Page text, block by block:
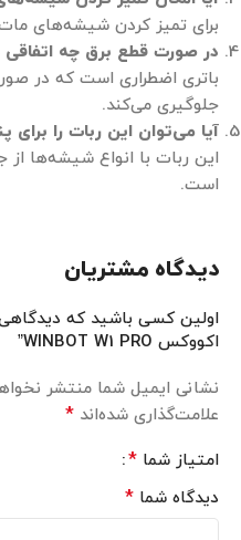
برای تمیز کردن شیشه‌های
در صورت قطع برق چه اتفاقی
باتری اضطراری است که در
جلوگیری می‌کند.
آیا می‌توان این ربات را برای
این ربات با انواع شیشه‌ها از
است.
دیدگاه مشتریان
اولین کسی باشید که
اکووکس WINBOT W1 PRO”
نشانی ایمیل شما منتشر
علامت‌گذاری شده‌اند *
امتیاز شما *
دیدگاه شما *